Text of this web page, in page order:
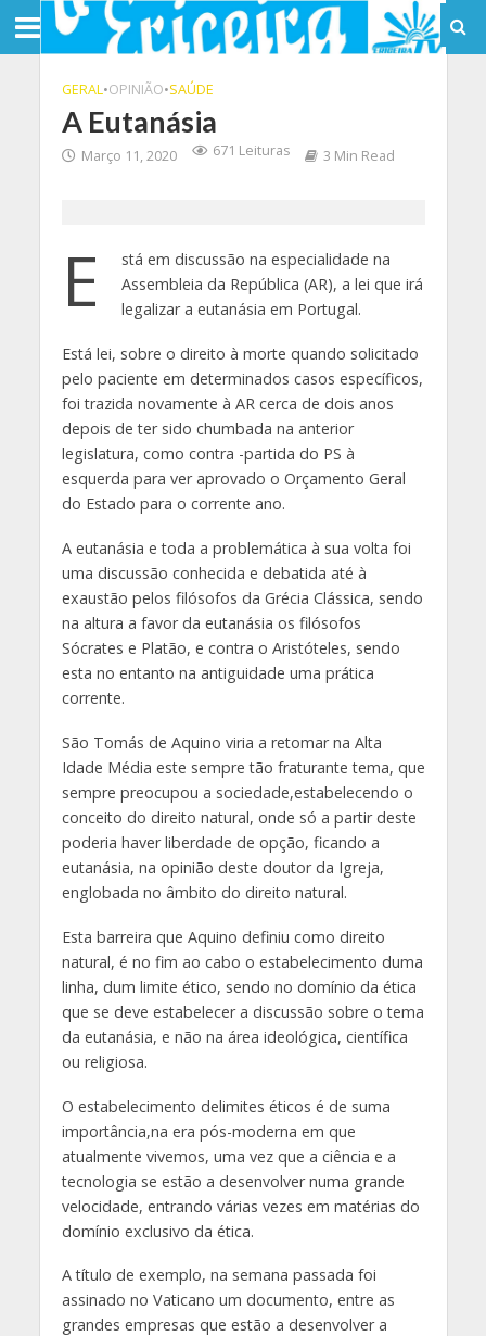
GERAL•OPINIÃO•SAÚDE
A Eutanásia
Março 11, 2020 671 Leituras 3 Min Read
E
stá em discussão na especialidade na
Assembleia da República (AR), a lei que irá
legalizar a eutanásia em Portugal.
Está lei, sobre o direito à morte quando solicitado
pelo paciente em determinados casos específicos,
foi trazida novamente à AR cerca de dois anos
depois de ter sido chumbada na anterior
legislatura, como contra -partida do PS à
esquerda para ver aprovado o Orçamento Geral
do Estado para o corrente ano.
A eutanásia e toda a problemática à sua volta foi
uma discussão conhecida e debatida até à
exaustão pelos filósofos da Grécia Clássica, sendo
na altura a favor da eutanásia os filósofos
Sócrates e Platão, e contra o Aristóteles, sendo
esta no entanto na antiguidade uma prática
corrente.
São Tomás de Aquino viria a retomar na Alta
Idade Média este sempre tão fraturante tema, que
sempre preocupou a sociedade,estabelecendo o
conceito do direito natural, onde só a partir deste
poderia haver liberdade de opção, ficando a
eutanásia, na opinião deste doutor da Igreja,
englobada no âmbito do direito natural.
Esta barreira que Aquino definiu como direito
natural, é no fim ao cabo o estabelecimento duma
linha, dum limite ético, sendo no domínio da ética
que se deve estabelecer a discussão sobre o tema
da eutanásia, e não na área ideológica, científica
ou religiosa.
O estabelecimento delimites éticos é de suma
importância,na era pós-moderna em que
atualmente vivemos, uma vez que a ciência e a
tecnologia se estão a desenvolver numa grande
velocidade, entrando várias vezes em matérias do
domínio exclusivo da ética.
A título de exemplo, na semana passada foi
assinado no Vaticano um documento, entre as
grandes empresas que estão a desenvolver a